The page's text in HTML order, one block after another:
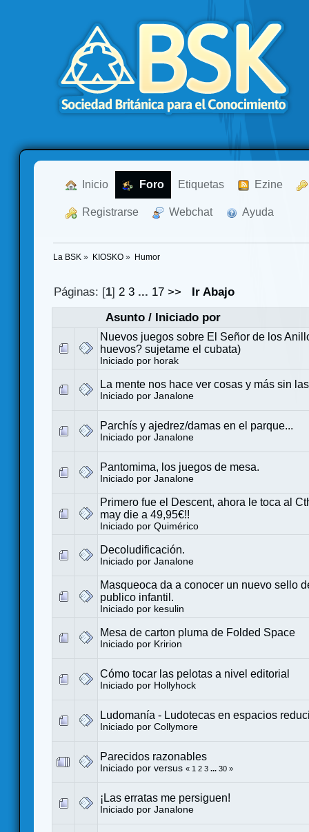
Inicio Foro Etiquetas Ezine
Registrarse Webchat Ayuda
La BSK » KIOSKO» Humor
Páginas: [1]2 3 ... 17 >>
Ir Abajo
Asunto/ Iniciado por
Nuevos juegos sobre El Señor de los
huevos? sujetame el cubata)
Iniciado por horak
La mente nos hace ver cosas y más sin
Iniciado por Janalone
Parchís y ajedrez/damas en el parque...
Iniciado por Janalone
Pantomima, los juegos de mesa.
Iniciado por Janalone
Primero fue el Descent, ahora le toca al
may die a 49,95€!!
Iniciado por Quimérico
Decoludificación.
Iniciado por Janalone
Masqueoca da a conocer un nuevo sello
publico infantil.
Iniciado por kesulin
Mesa de carton pluma de Folded Space
Iniciado por Kririon
Cómo tocar las pelotas a nivel editorial
Iniciado por Hollyhock
Ludomanía - Ludotecas en espacios
Iniciado por Collymore
Parecidos razonables
Iniciado por versus « 1 2 3 ... 30 »
¡Las erratas me persiguen!
Iniciado por Janalone